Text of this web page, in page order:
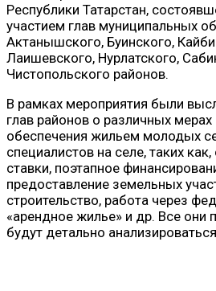
Республики Татарстан,
участием глав муниципальных
Актанышского, Буинского,
Лаишевского, Нурлатского,
Чистопольского районов.
В рамках мероприятия были
глав районов о различных
обеспечения жильем молодых
специалистов на селе, таких
ставки, поэтапное
предоставление земельных
строительство, работа через
«арендное жилье» и др. Все они
будут детально